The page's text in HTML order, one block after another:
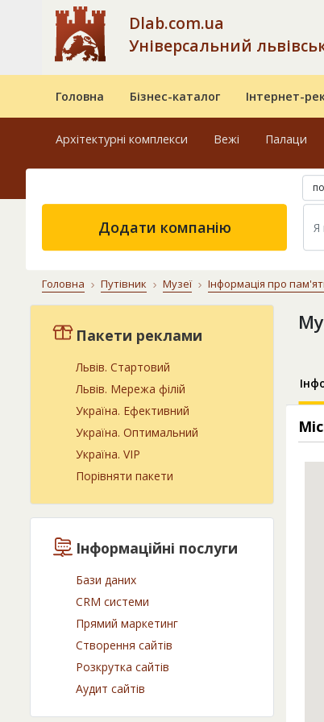
Dlab.com.ua
Універсальний
Головна Бізнес-каталог Інтернет-
Архітектурні комплекси Вежі Палаци
Додати компанію
Головна Путівник Музеї Інформація про
Пакети реклами
Львів. Cтартовий
Львів. Мережа філій
Україна. Ефективний
Україна. Оптимальний
Україна. VIP
Порівняти пакети
Інформаційні послуги
Бази даних
CRM системи
Прямий маркетинг
Створення сайтів
Розкрутка сайтів
Аудит сайтів